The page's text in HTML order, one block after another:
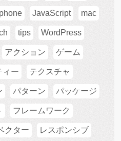
JavaScript mac
tips WordPress
アクション ゲーム
ィー テクスチャ
パターン パッケージ
フレームワーク
クター レスポンシブ